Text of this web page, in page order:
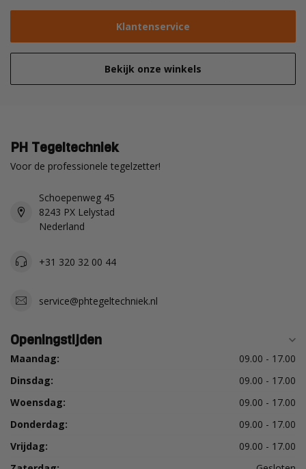
Klantenservice
Bekijk onze winkels
PH Tegeltechniek
Voor de professionele tegelzetter!
Schoepenweg 45
8243 PX Lelystad
Nederland
+31 320 32 00 44
service@phtegeltechniek.nl
Openingstijden
Maandag:
09.00 - 17.00
Dinsdag:
09.00 - 17.00
Woensdag:
09.00 - 17.00
Donderdag:
09.00 - 17.00
Vrijdag:
09.00 - 17.00